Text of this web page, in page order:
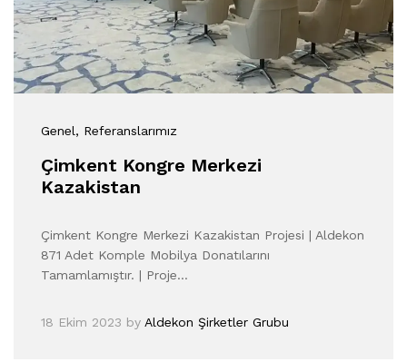
Genel, Referanslarımız
Çimkent Kongre Merkezi
Kazakistan
Çimkent Kongre Merkezi Kazakistan Projesi | Aldekon
871 Adet Komple Mobilya Donatılarını
Tamamlamıştır. | Proje…
18 Ekim 2023 by Aldekon Şirketler Grubu